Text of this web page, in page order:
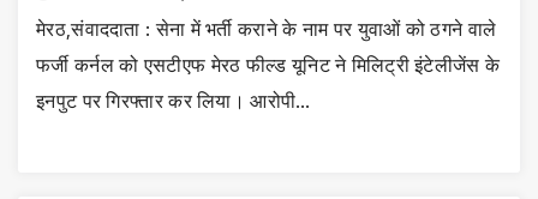
मेरठ,संवाददाता : सेना में भर्ती कराने के नाम पर युवाओं को ठगने वाले
फर्जी कर्नल को एसटीएफ मेरठ फील्ड यूनिट ने मिलिट्री इंटेलीजेंस के
इनपुट पर गिरफ्तार कर लिया। आरोपी…